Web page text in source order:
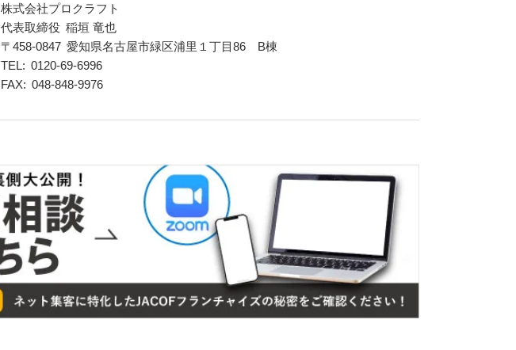
株式会社プロクラフト
代表取締役 稲垣 竜也
458-0847 愛知県名古屋市緑区浦里１丁目86 B棟
TEL
0120-69-6996
FAX
048-848-9976